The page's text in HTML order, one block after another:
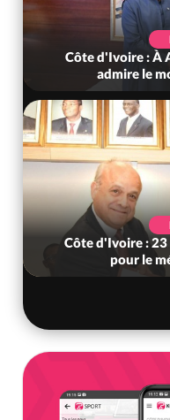
Côte d'Ivoire :
(Mé)
Côte d'Ivoire : «
nous »,